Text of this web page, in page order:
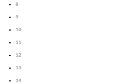
8
9
10
11
12
13
14